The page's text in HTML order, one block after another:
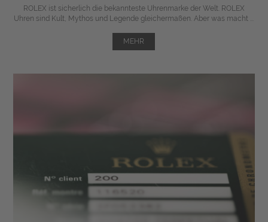
ROLEX ist sicherlich die bekannteste Uhrenmarke der Welt. ROLEX
Uhren sind Kult, Mythos und Legende gleichermaßen. Aber was macht ...
MEHR